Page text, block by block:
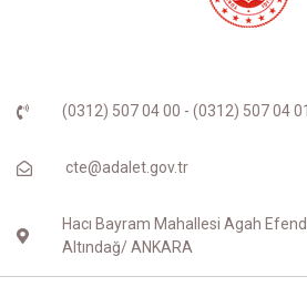
(0312) 507 04 00 - (0312) 507 04 01
cte@adalet.gov.tr
Hacı Bayram Mahallesi Agah
Altındağ/ ANKARA